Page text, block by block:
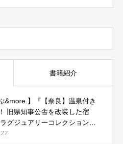
ご紹介』記事公開中
書籍紹介
&more.】『【奈良】温泉付き
旧県知事公舎を改装した宿
ラグジュアリーコレクションホ
」で贅沢ステイ』